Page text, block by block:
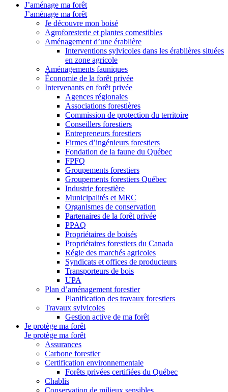
J’aménage ma forêt
J’aménage ma forêt
Je découvre mon boisé
Agroforesterie et plantes comestibles
Aménagement d’une érablière
Interventions sylvicoles dans les érablières situées
en zone agricole
Aménagements fauniques
Économie de la forêt privée
Intervenants en forêt privée
Agences régionales
Associations forestières
Commission de protection du territoire
Conseillers forestiers
Entrepreneurs forestiers
Firmes d’ingénieurs forestiers
Fondation de la faune du Québec
FPFQ
Groupements forestiers
Groupements forestiers Québec
Industrie forestière
Municipalités et MRC
Organismes de conservation
Partenaires de la forêt privée
PPAQ
Propriétaires de boisés
Propriétaires forestiers du Canada
Régie des marchés agricoles
Syndicats et offices de producteurs
Transporteurs de bois
UPA
Plan d’aménagement forestier
Planification des travaux forestiers
Travaux sylvicoles
Gestion active de ma forêt
Je protège ma forêt
Je protège ma forêt
Assurances
Carbone forestier
Certification environnementale
Forêts privées certifiées du Québec
Chablis
Conservation de milieux sensibles